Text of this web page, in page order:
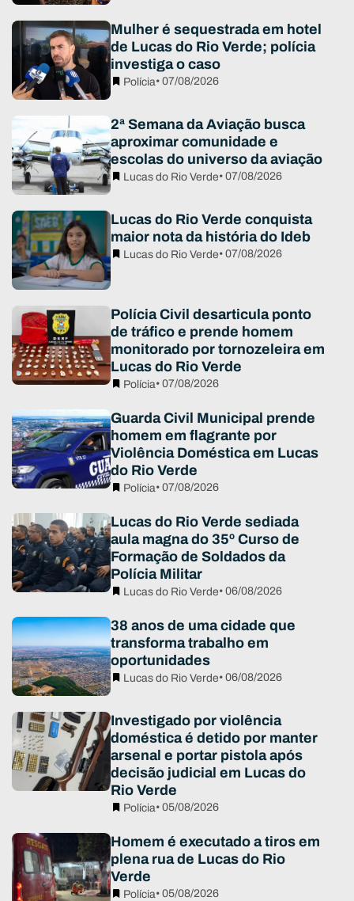
Mulher é sequestrada em hotel
de Lucas do Rio Verde; polícia
investiga o caso
Polícia• 07/08/2026
2ª Semana da Aviação busca
aproximar comunidade e
escolas do universo da aviação
Lucas do Rio Verde• 07/08/2026
Lucas do Rio Verde conquista
maior nota da história do Ideb
Lucas do Rio Verde• 07/08/2026
Polícia Civil desarticula ponto
de tráfico e prende homem
monitorado por tornozeleira em
Lucas do Rio Verde
Polícia• 07/08/2026
Guarda Civil Municipal prende
homem em flagrante por
Violência Doméstica em Lucas
do Rio Verde
Polícia• 07/08/2026
Lucas do Rio Verde sediada
aula magna do 35º Curso de
Formação de Soldados da
Polícia Militar
Lucas do Rio Verde• 06/08/2026
38 anos de uma cidade que
transforma trabalho em
oportunidades
Lucas do Rio Verde• 06/08/2026
Investigado por violência
doméstica é detido por manter
arsenal e portar pistola após
decisão judicial em Lucas do
Rio Verde
Polícia• 05/08/2026
Homem é executado a tiros em
plena rua de Lucas do Rio
Verde
Polícia• 05/08/2026